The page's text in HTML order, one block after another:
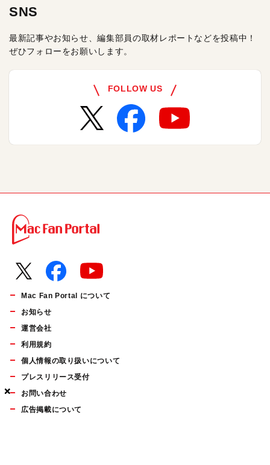
×
×
×
SNS
最新記事やお知らせ、編集部員の取材レポートなどを投稿中！
ぜひフォローをお願いします。
FOLLOW US
Mac Fan Portal について
お知らせ
運営会社
利用規約
個人情報の取り扱いについて
プレスリリース受付
お問い合わせ
広告掲載について